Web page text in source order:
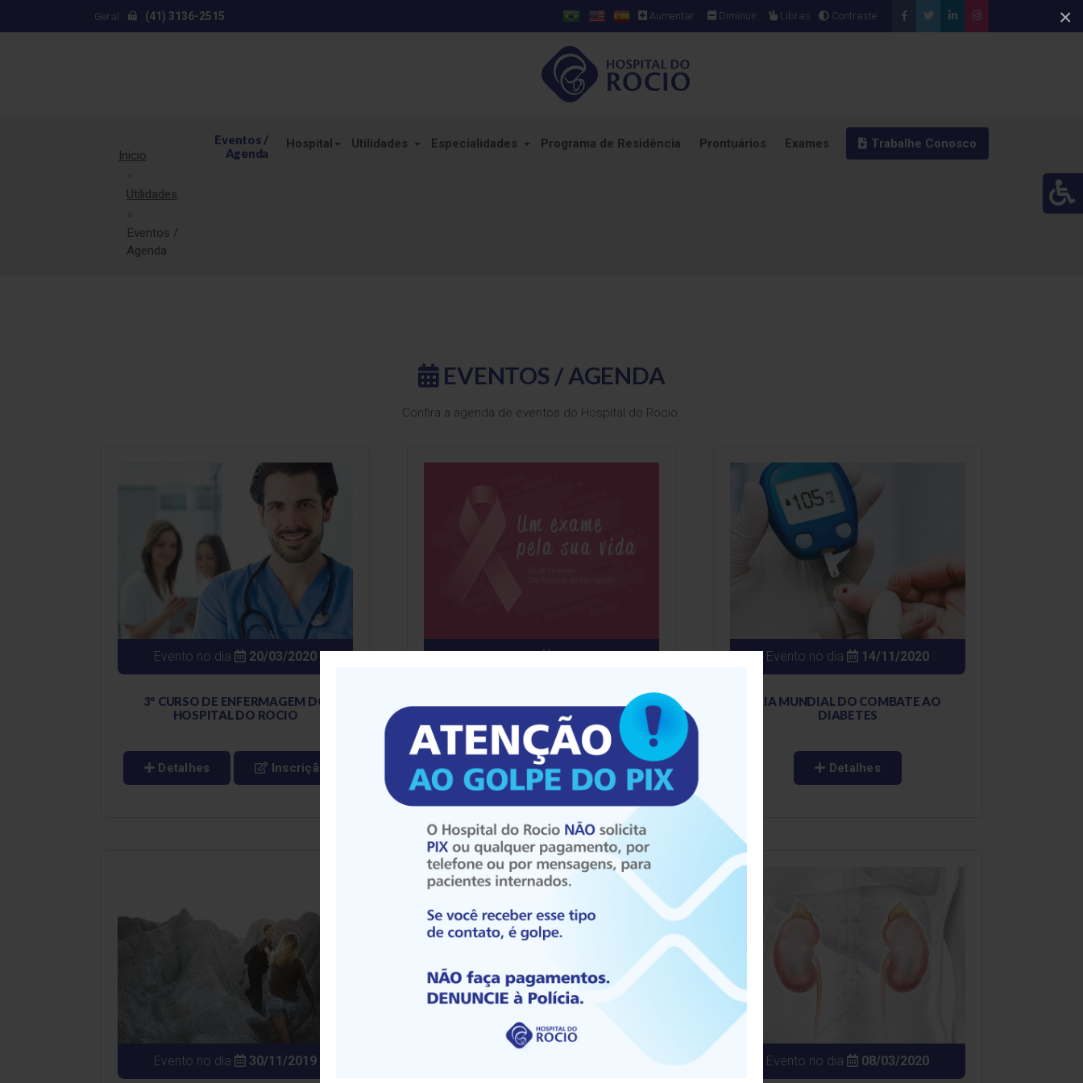
×
Geral: (41) 3136-2515 Contraste
Libras
Diminuir
Aumentar
Hospital Utilidades Especialidades Programa de Residência Prontuários Exames
Trabalhe Conosco
Inicio
Utilidades
Eventos /
Agenda
Eventos /
Agenda
EVENTOS / AGENDA
Confira a agenda de eventos do Hospital do Rocio.
Evento no dia 20/03/2020
3º CURSO DE ENFERMAGEM DO
HOSPITAL DO ROCIO
Detalhes Inscrição
05 DE FEVEREIRO - DIA NACIONAL DA
MAMOGRAFIA
Detalhes
Evento no dia 14/11/2020
DIA MUNDIAL DO COMBATE AO
DIABETES
Detalhes
Evento no dia 30/11/2019 Evento no dia 08/03/2020